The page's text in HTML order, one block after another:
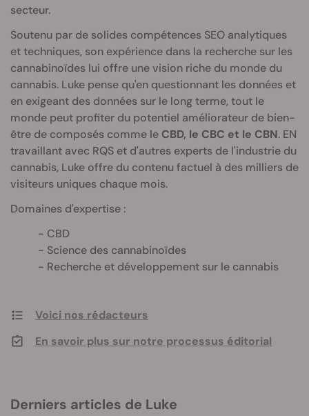
secteur.
Soutenu par de solides compétences SEO analytiques
et techniques, son expérience dans la recherche sur les
cannabinoïdes lui offre une vision riche du monde du
cannabis. Luke pense qu'en questionnant les données et
en exigeant des données sur le long terme, tout le
monde peut profiter du potentiel améliorateur de bien-
être de composés comme le CBD, le CBC et le CBN. EN
travaillant avec RQS et d'autres experts de l'industrie du
cannabis, Luke offre du contenu factuel à des milliers de
visiteurs uniques chaque mois.
Domaines d'expertise :
CBD
Science des cannabinoïdes
Recherche et développement sur le cannabis
Voici nos rédacteurs
En savoir plus sur notre processus éditorial
Derniers articles de Luke